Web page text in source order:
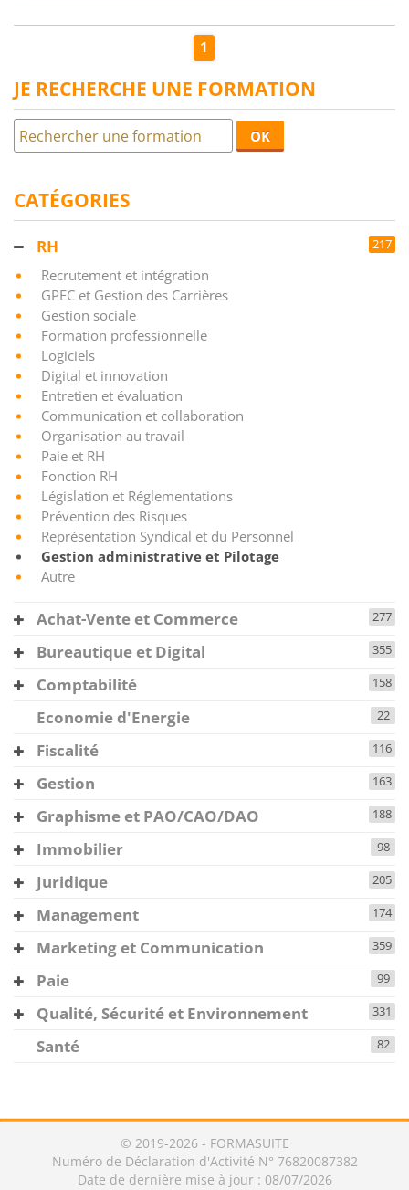
1
JE RECHERCHE UNE FORMATION
OK
CATÉGORIES
RH 217
Recrutement et intégration
GPEC et Gestion des Carrières
Gestion sociale
Formation professionnelle
Logiciels
Digital et innovation
Entretien et évaluation
Communication et collaboration
Organisation au travail
Paie et RH
Fonction RH
Législation et Réglementations
Prévention des Risques
Représentation Syndical et du Personnel
Gestion administrative et Pilotage
Autre
Achat-Vente et Commerce 277
Bureautique et Digital 355
Comptabilité 158
Economie d'Energie 22
Fiscalité 116
Gestion 163
Graphisme et PAO/CAO/DAO 188
Immobilier 98
Juridique 205
Management 174
Marketing et Communication 359
Paie 99
Qualité, Sécurité et Environnement 331
Santé 82
© 2019-2026 - FORMASUITE
Numéro de Déclaration d'Activité N° 76820087382
Date de dernière mise à jour : 08/07/2026